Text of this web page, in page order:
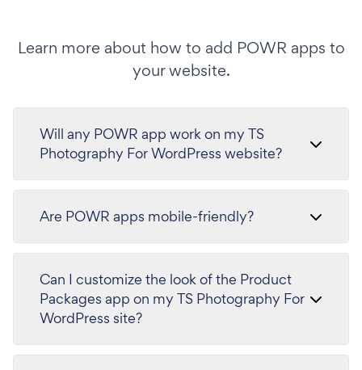
Learn more about how to add POWR apps to
your website.
Will any POWR app work on my TS
Photography For WordPress website?
Are POWR apps mobile-friendly?
Can I customize the look of the Product
Packages app on my TS Photography For
WordPress site?